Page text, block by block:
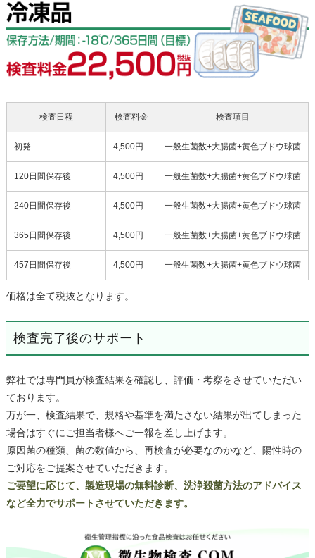
検査日程 検査料金 検査項目
初発 4,500円 一般生菌数+大腸菌+黄色ブドウ球菌
120日間保存後 4,500円 一般生菌数+大腸菌+黄色ブドウ球菌
240日間保存後 4,500円 一般生菌数+大腸菌+黄色ブドウ球菌
365日間保存後 4,500円 一般生菌数+大腸菌+黄色ブドウ球菌
457日間保存後 4,500円 一般生菌数+大腸菌+黄色ブドウ球菌
価格は全て税抜となります。
検査完了後のサポート
弊社では専門員が検査結果を確認し、評価・考察をさせていただい
ております。
万が一、検査結果で、規格や基準を満たさない結果が出てしまった
場合はすぐにご担当者様へご一報を差し上げます。
原因菌の種類、菌の数値から、再検査が必要なのかなど、陽性時の
ご対応をご提案させていただきます。
ご要望に応じて、製造現場の無料診断、洗浄殺菌方法のアドバイス
など全力でサポートさせていただきます。